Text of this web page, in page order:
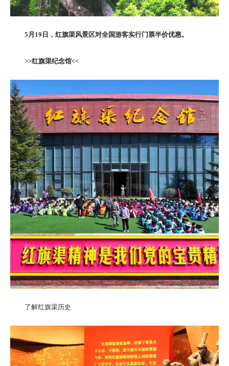
5月19日，红旗渠风景区对全国游客实行门票半价优惠。
>>红旗渠纪念馆<<
了解红旗渠历史